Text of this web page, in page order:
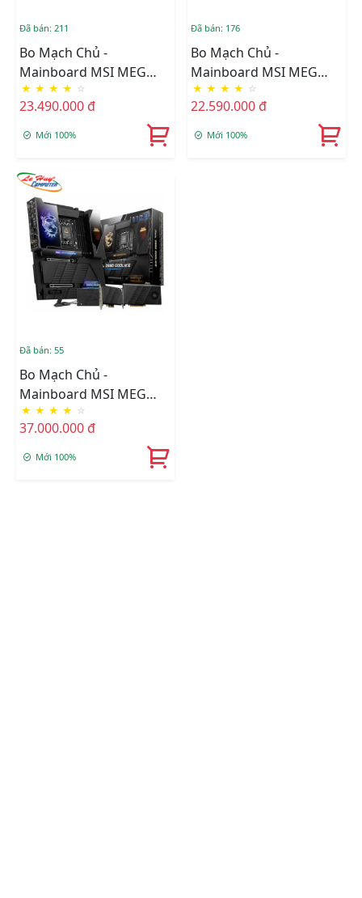
Đã bán: 211
Bo Mạch Chủ -
Mainboard MSI MEG
Z890 ACE DDR5
★ ★ ★ ★ ☆
23.490.000 đ
Mới 100%
Đã bán: 176
Bo Mạch Chủ -
Mainboard MSI MEG
Z890 UNIFY-X DDR5
★ ★ ★ ★ ☆
22.590.000 đ
Mới 100%
Đã bán: 55
Bo Mạch Chủ -
Mainboard MSI MEG
Z890 GODLIKE DDR5
★ ★ ★ ★ ☆
37.000.000 đ
Mới 100%